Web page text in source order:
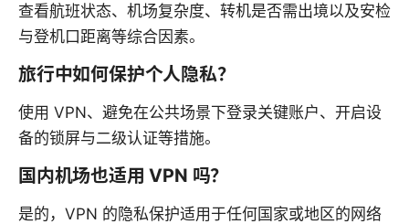
查看航班状态、机场复杂度、转机是否需出境以及安检
与登机口距离等综合因素。
旅行中如何保护个人隐私？
使用 VPN、避免在公共场景下登录关键账户、开启设
备的锁屏与二级认证等措施。
国内机场也适用 VPN 吗？
是的，VPN 的隐私保护适用于任何国家或地区的网络